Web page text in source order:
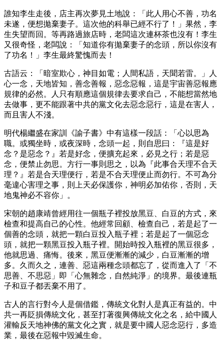
誰知李生走後，店主再次夢見土地說：「此人用心不善，功名
未遂，便想拋棄妻子。這次他的科舉已經不行了！」果然，李
生失望而回。等再路過旅店時，老闆這次連杯茶也沒有！李生
又很奇怪，老闆說：「知道你有拋棄妻子的念頭，所以你沒有
了功名！」李生最終驚愧而去！
古語云：「暗室欺心，神目如電；人間私語，天聞若雷。」人
心一念，天地皆知，善念善報，惡念惡報，這是宇宙善惡報應
規律的必然。人只有順應這個規律去要求自己，不能想當然地
去做事，更不能跟著中共的黨文化去惡念惡行，這是在害人，
而且害人不淺。
明代楊繼盛在家訓《諭子書》中有這樣一段話：「心以思為
職。或獨坐時，或夜深時，念頭一起，則自思曰：『這是好
念？是惡念？』若是好念，便擴充起來，必見之行；若是惡
念，便禁止勿思。方行一事則思之，以為『此事合天理不合天
理？』若是合天理便行，若是不合天理便止而勿行。不可為分
毫違心害理之事，則上天必保護你，神明必加佑你，否則，天
地鬼神必不容你」。
宋朝的趙康靖曾經用往一個瓶子裡投放黑豆、白豆的方式，來
檢查和提高自己的心性。他經常回顧、檢查自己，若是起了一
個善的念頭，就把一顆白豆投入瓶子裡；若是起了一個惡念
頭，就把一顆黑豆投入瓶子裡。開始時投入瓶裡的黑豆很多，
他就思過、痛悔。後來，黑豆便漸漸的減少，白豆漸漸的增
多。久而久之，連善、惡這兩種念頭都忘了，從而進入了「不
思善、不思惡」即「心無雜念，自然純淨」的境界。最後連瓶
子和豆子都丟棄不用了。
古人的言行對今人是個借鑑，傳統文化對人是真正有益的。中
共一再貶損傳統文化，甚至打著復興傳統文化之名，給中國人
灌輸反天地神佛的黨文化之實，就是要中國人惡念惡行，多造
業，最後在惡報中毀滅生命。